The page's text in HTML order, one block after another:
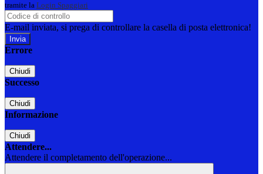
tramite la Login Spaggiari
E-mail inviata, si prega di controllare la casella di posta elettronica!
Errore
Chiudi
Successo
Chiudi
Informazione
Chiudi
Attendere...
Attendere il completamento dell'operazione...